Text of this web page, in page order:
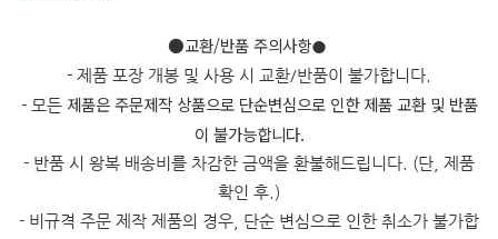
​●교환/반품 주의사항●
- 제품 포장 개봉 및 사용 시 교환/반품이 불가합니다.
- 모든 제품은 주문제작 상품으로 단순변심으로 인한 제품 교환 및 반품
이 불가능합니다.
- 반품 시 왕복 배송비를 차감한 금액을 환불해드립니다. (단, 제품
확인 후.)
- 비규격 주문 제작 제품의 경우, 단순 변심으로 인한 취소가 불가합